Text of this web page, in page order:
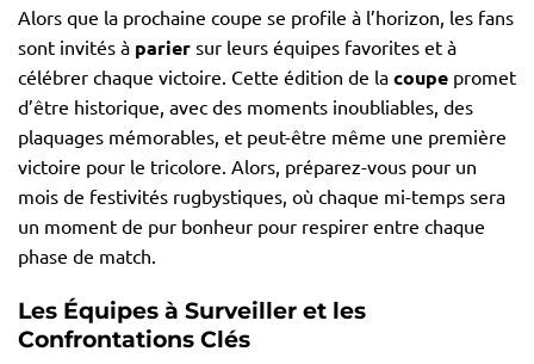
Alors que la prochaine coupe se profile à l’horizon, les fans
sont invités à parier sur leurs équipes favorites et à
célébrer chaque victoire. Cette édition de la coupe promet
d’être historique, avec des moments inoubliables, des
plaquages mémorables, et peut-être même une première
victoire pour le tricolore. Alors, préparez-vous pour un
mois de festivités rugbystiques, où chaque mi-temps sera
un moment de pur bonheur pour respirer entre chaque
phase de match.
Les Équipes à Surveiller et les
Confrontations Clés